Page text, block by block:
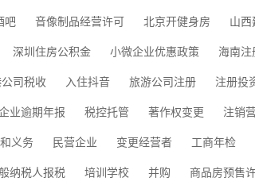
吧 音像制品经营许可 北京开健身房 山
深圳住房公积金 小微企业优惠政策
海南
司税收 入住抖音 旅游公司注册
注册投
业逾期年报 税控托管 著作权变更
注销
义务 民营企业 变更经营者 工商年检
纳税人报税 培训学校 并购
商品房预售